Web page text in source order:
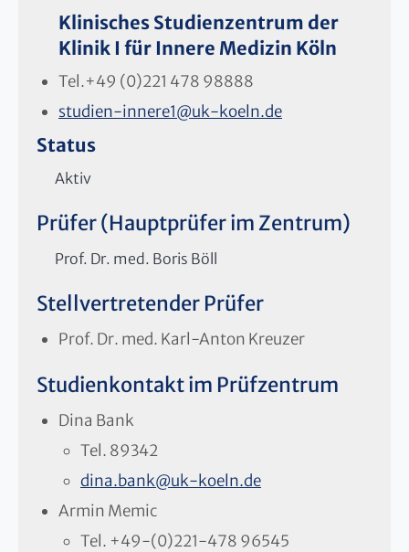
Klinisches Studienzentrum der
Klinik I für Innere Medizin Köln
Tel.+49 (0)221 478 98888
studien-innere1@uk-koeln.de
Status
Aktiv
Prüfer (Hauptprüfer im Zentrum)
Prof. Dr. med. Boris Böll
Stellvertretender Prüfer
Prof. Dr. med. Karl-Anton Kreuzer
Studienkontakt im Prüfzentrum
Dina Bank
Tel. 89342
dina.bank@uk-koeln.de
Armin Memic
Tel. +49-(0)221-478 96545